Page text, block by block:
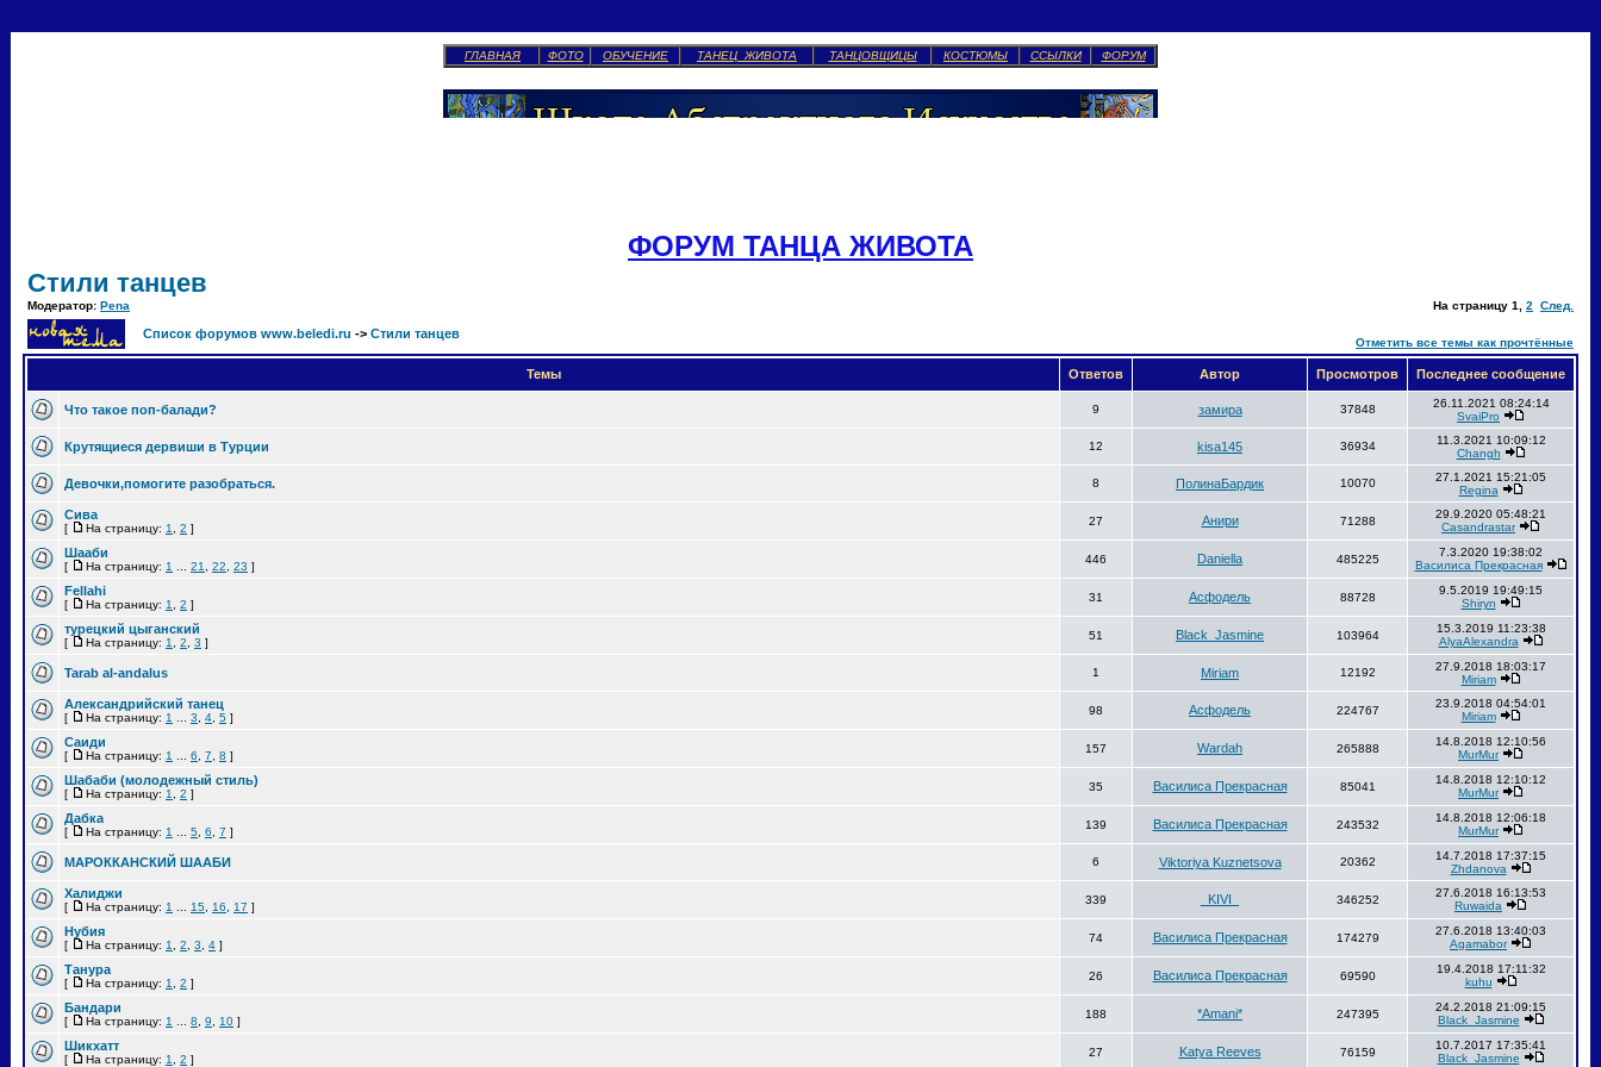
ГЛАВНАЯ ФОТО ОБУЧЕНИЕ ТАНЕЦ ЖИВОТА ТАНЦОВЩИЦЫ КОСТЮМЫ ССЫЛКИ ФОРУМ
ФОРУМ ТАНЦА ЖИВОТА
Стили танцев
Модератор: Pena На страницу 1 2 След.
Список форумов www.beledi.ru -> Стили танцев
Отметить все темы как прочтённые
Темы Ответов Автор Просмотров Последнее сообщение
Что такое поп-балади? 9 замира 37848
26.11.2021 08:24:14
SvaiPro
Крутящиеся дервиши в Турции 12 kisa145 36934
11.3.2021 10:09:12
Changh
Девочки,помогите разобраться. 8 ПолинаБардик 10070
27.1.2021 15:21:05
Regina
Сива
[ На страницу: 1 2 ]
27 Анири 71288
29.9.2020 05:48:21
Casandrastar
Шааби
[ На страницу: 1 21 22 23 ]
446 Daniella 485225
7.3.2020 19:38:02
Василиса Прекрасная
Fellahi
[ На страницу: 1 2 ]
31 Асфодель 88728
9.5.2019 19:49:15
Shiryn
турецкий цыганский
[ На страницу: 1 2 3 ]
51 Black_Jasmine 103964
15.3.2019 11:23:38
AlyaAlexandra
Tarab al-andalus 1 Miriam 12192
27.9.2018 18:03:17
Miriam
Александрийский танец
[ На страницу: 1 3 4 5 ]
98 Асфодель 224767
23.9.2018 04:54:01
Miriam
Саиди
[ На страницу: 1 6 7 8 ]
157 Wardah 265888
14.8.2018 12:10:56
MurMur
Шабаби (молодежный стиль)
[ На страницу: 1 2 ]
35 Василиса Прекрасная 85041
14.8.2018 12:10:12
MurMur
Дабка
[ На страницу: 1 5 6 7 ]
139 Василиса Прекрасная 243532
14.8.2018 12:06:18
MurMur
МАРОККАНСКИЙ ШААБИ 6 Viktoriya Kuznetsova 20362
14.7.2018 17:37:15
Zhdanova
Халиджи
[ На страницу: 1 15 16 17 ]
339 _KIVI_ 346252
27.6.2018 16:13:53
Ruwaida
Нубия
[ На страницу: 1 2 3 4 ]
74 Василиса Прекрасная 174279
27.6.2018 13:40:03
Agamabor
Танура
[ На страницу: 1 2 ]
26 Василиса Прекрасная 69590
19.4.2018 17:11:32
kuhu
Бандари
[ На страницу: 1 8 9 10 ]
188 *Amani* 247395
24.2.2018 21:09:15
Black_Jasmine
Шикхатт
[ На страницу: 1 2 ]
27 Katya Reeves 76159
10.7.2017 17:35:41
Black_Jasmine